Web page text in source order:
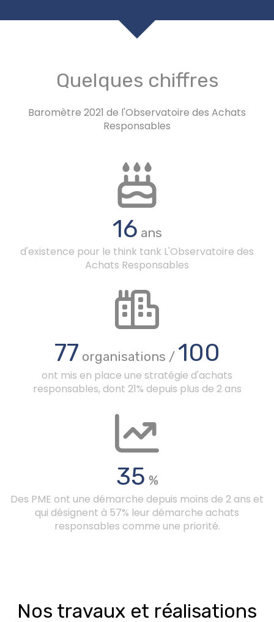
Quelques chiffres
Baromètre 2021 de l'Observatoire des Achats
Responsables
16 ans
d'existence pour le think tank L'Observatoire des
Achats Responsables
77 organisations / 100
ont mis en place une stratégie d'achats
responsables, dont 21% depuis plus de 2 ans
35 %
Des PME ont une démarche depuis moins de 2 ans et
qui désignent à 57% leur démarche achats
responsables comme une priorité.
Nos travaux et réalisations